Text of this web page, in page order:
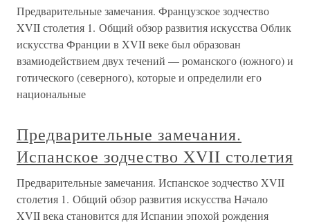
Предварительные замечания. Французское зодчество
XVII столетия 1. Общий обзор развития искусства Облик
искусства Франции в XVII веке был образован
взамиодействием двух течений — романского (южного) и
готического (северного), которые и определили его
национальные
Предварительные замечания.
Испанское зодчество XVII столетия
Предварительные замечания. Испанское зодчество XVII
столетия 1. Общий обзор развития искусства Начало
XVII века становится для Испании эпохой рождения